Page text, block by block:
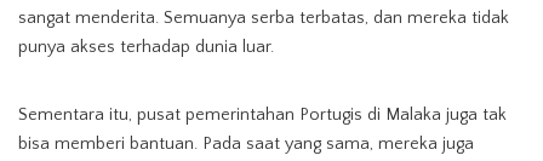
sangat menderita. Semuanya serba terbatas, dan mereka tidak
punya akses terhadap dunia luar.
Sementara itu, pusat pemerintahan Portugis di Malaka juga tak
bisa memberi bantuan. Pada saat yang sama, mereka juga